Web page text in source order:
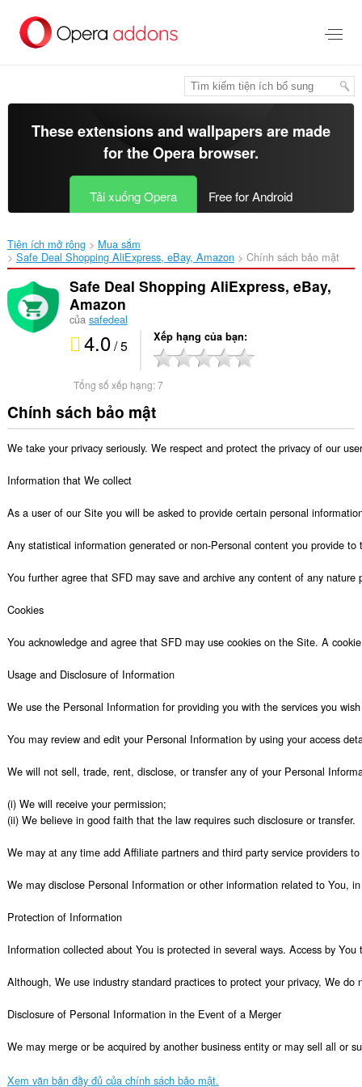
đến
These extensions and wallpapers are made
for theOpera browser.
Tải xuống Opera Free for Android
Tiện ích mở rộng
Mua sắm
Safe Deal Shopping AliExpress, eBay, Amazon‎
Chính sách bảo mật
Safe Deal Shopping AliExpress, eBay,
Amazon
của safedeal
4.0/ 5 Xếp hạng của bạn
Tổng số xếp hạng:7
Chính sách bảo mật
We take your privacy seriously. We respect and protect the privacy of our
Information that We collect
As a user of our Site you will be asked to provide certain personal
Any statistical information generated or non-Personal content you provide
You further agree that SFD may save and archive any content of any nature
Cookies
You acknowledge and agree that SFD may use cookies on the Site. A
Usage and Disclosure of Information
We use the Personal Information for providing you with the services you
You may review and edit your Personal Information by using your access
We will not sell, trade, rent, disclose, or transfer any of your Personal
(i) We will receive your permission;
(ii) We believe in good faith that the law requires such disclosure or transfer.
We may at any time add Affiliate partners and third party service providers
We may disclose Personal Information or other information related to You,
Protection of Information
Information collected about You is protected in several ways. Access by
Although, We use industry standard practices to protect your privacy, We
Disclosure of Personal Information in the Event of a Merger
We may merge or be acquired by another business entity or may sell all or
Xem văn bản đầy đủ của chính sách bảo mật.